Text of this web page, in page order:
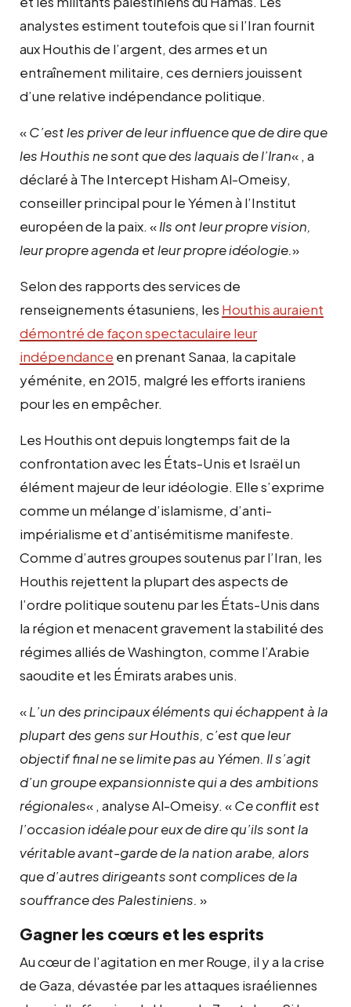
analystes estiment toutefois que si l’Iran fournit
aux Houthis de l’argent, des armes et un
entraînement militaire, ces derniers jouissent
d’une relative indépendance politique.
«C’est les priver de leur influence que de dire que
les Houthis ne sont que des laquais de l’Iran« , a
déclaré à The Intercept Hisham Al-Omeisy,
conseiller principal pour le Yémen à l’Institut
européen de la paix. «Ils ont leur propre vision,
leur propre agenda et leur propre idéologie.»
Selon des rapports des services de
renseignements étasuniens, les Houthis auraient
démontré de façon spectaculaire leur
indépendance en prenant Sanaa, la capitale
yéménite, en 2015, malgré les efforts iraniens
pour les en empêcher.
Les Houthis ont depuis longtemps fait de la
confrontation avec les États-Unis et Israël un
élément majeur de leur idéologie. Elle s’exprime
comme un mélange d’islamisme, d’anti-
impérialisme et d’antisémitisme manifeste.
Comme d’autres groupes soutenus par l’Iran, les
Houthis rejettent la plupart des aspects de
l’ordre politique soutenu par les États-Unis dans
la région et menacent gravement la stabilité des
régimes alliés de Washington, comme l’Arabie
saoudite et les Émirats arabes unis.
«L’un des principaux éléments qui échappent à la
plupart des gens sur Houthis, c’est que leur
objectif final ne se limite pas au Yémen. Il s’agit
d’un groupe expansionniste qui a des ambitions
régionales« , analyse Al-Omeisy. «Ce conflit est
l’occasion idéale pour eux de dire qu’ils sont la
véritable avant-garde de la nation arabe, alors
que d’autres dirigeants sont complices de la
souffrance des Palestiniens. »
Gagner les cœurs et les esprits
Au cœur de l’agitation en mer Rouge, il y a la crise
de Gaza, dévastée par les attaques israéliennes